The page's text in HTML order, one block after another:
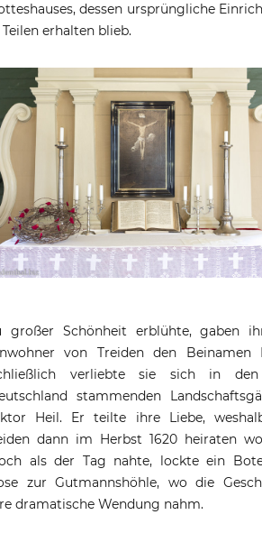
dessen ursprüngliche
Teilen erhalten blieb.
großer Schönheit erblühte, gaben
dramatische Wendung nahm.